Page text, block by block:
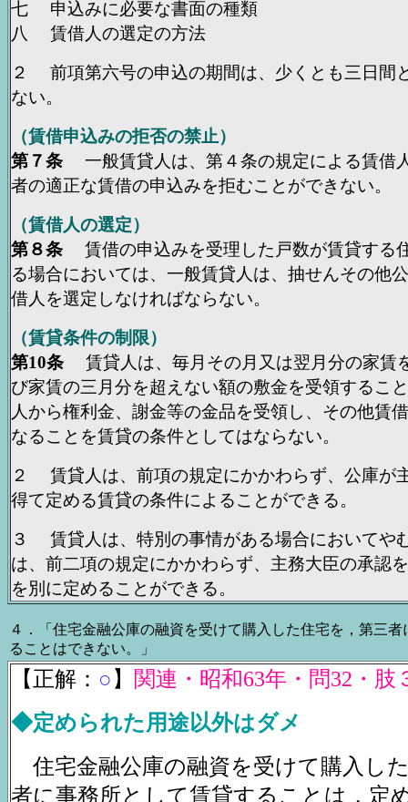
七 申込みに必要な書面の種類
八 賃借人の選定の方法
２ 前項第六号の申込の期間は、少くとも三日間
ない。
（賃借申込みの拒否の禁止）
第７条 一般賃貸人は、第４条の規定による賃借
者の適正な賃借の申込みを拒むことができない。
（賃借人の選定）
第８条 賃借の申込みを受理した戸数が賃貸する
る場合においては、一般賃貸人は、抽せんその他
借人を選定しなければならない。
（賃貸条件の制限）
第10条 賃貸人は、毎月その月又は翌月分の家賃
び家賃の三月分を超えない額の敷金を受領するこ
人から権利金、謝金等の金品を受領し、その他賃
なることを賃貸の条件としてはならない。
２ 賃貸人は、前項の規定にかかわらず、公庫が
得て定める賃貸の条件によることができる。
３ 賃貸人は、特別の事情がある場合においてや
は、前二項の規定にかかわらず、主務大臣の承認
を別に定めることができる。
４．「住宅金融公庫の融資を受けて購入した住宅を，第三
ることはできない。」
【正解： ○ 】 関連・昭和63年・問32・肢
◆定められた用途以外はダメ
住宅金融公庫の融資を受けて購入し
者に事務所として賃貸することは，定